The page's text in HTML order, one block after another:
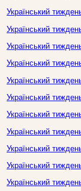
Український
Український
Український
Український
Український
Український
Український
Український
Український
Український
Український